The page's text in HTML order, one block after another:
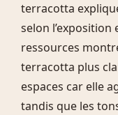
terracotta
selon l’exposition
ressources
terracotta plus
espaces car elle
tandis que les